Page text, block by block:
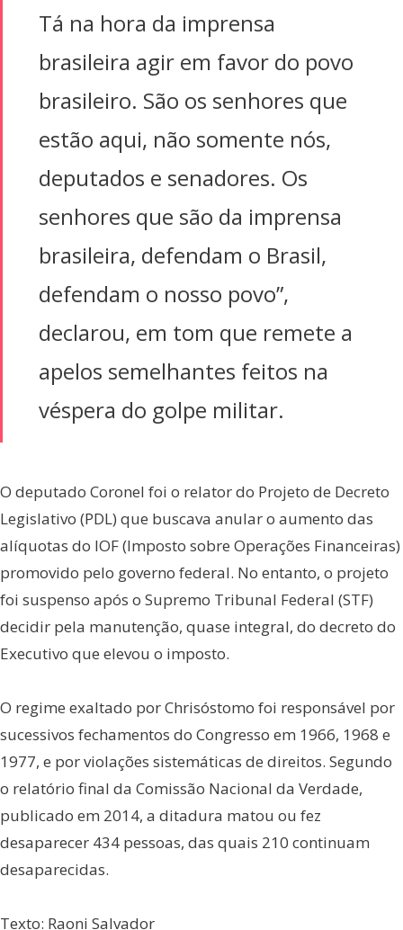
Tá na hora da imprensa
brasileira agir em favor do povo
brasileiro. São os senhores que
estão aqui, não somente nós,
deputados e senadores. Os
senhores que são da imprensa
brasileira, defendam o Brasil,
defendam o nosso povo”,
declarou, em tom que remete a
apelos semelhantes feitos na
véspera do golpe militar.
O deputado Coronel foi o relator do Projeto de Decreto
Legislativo (PDL) que buscava anular o aumento das
alíquotas do IOF (Imposto sobre Operações Financeiras)
promovido pelo governo federal. No entanto, o projeto
foi suspenso após o Supremo Tribunal Federal (STF)
decidir pela manutenção, quase integral, do decreto do
Executivo que elevou o imposto.
O regime exaltado por Chrisóstomo foi responsável por
sucessivos fechamentos do Congresso em 1966, 1968 e
1977, e por violações sistemáticas de direitos. Segundo
o relatório final da Comissão Nacional da Verdade,
publicado em 2014, a ditadura matou ou fez
desaparecer 434 pessoas, das quais 210 continuam
desaparecidas.
Texto: Raoni Salvador